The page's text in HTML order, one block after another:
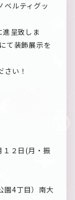
ベルティグッ
呈致しま
て装飾展示を
い！
１２日(月・振
園4丁目）南大